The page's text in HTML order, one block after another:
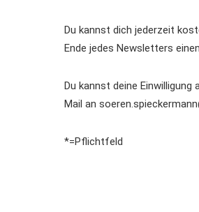
Du kannst dich jederzeit
Ende jedes Newsletters
Du kannst deine
Mail an
*=Pflichtfeld